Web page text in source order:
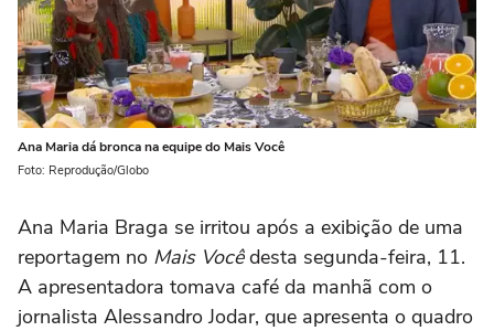
Ana Maria dá bronca na equipe do Mais Você
Foto: Reprodução/Globo
Ana Maria Braga se irritou após a exibição de uma
reportagem no Mais Vocêdesta segunda-feira, 11.
A apresentadora tomava café da manhã com o
jornalista Alessandro Jodar, que apresenta o quadro